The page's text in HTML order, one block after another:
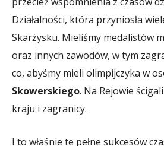
Działalności, która przyniosła
Skarżysku. Mieliśmy medalistów
oraz innych zawodów, w tym
co, abyśmy mieli olimpijczyka w
Skowerskiego. Na Rejowie
kraju i zagranicy.
I to właśnie te pełne sukcesów